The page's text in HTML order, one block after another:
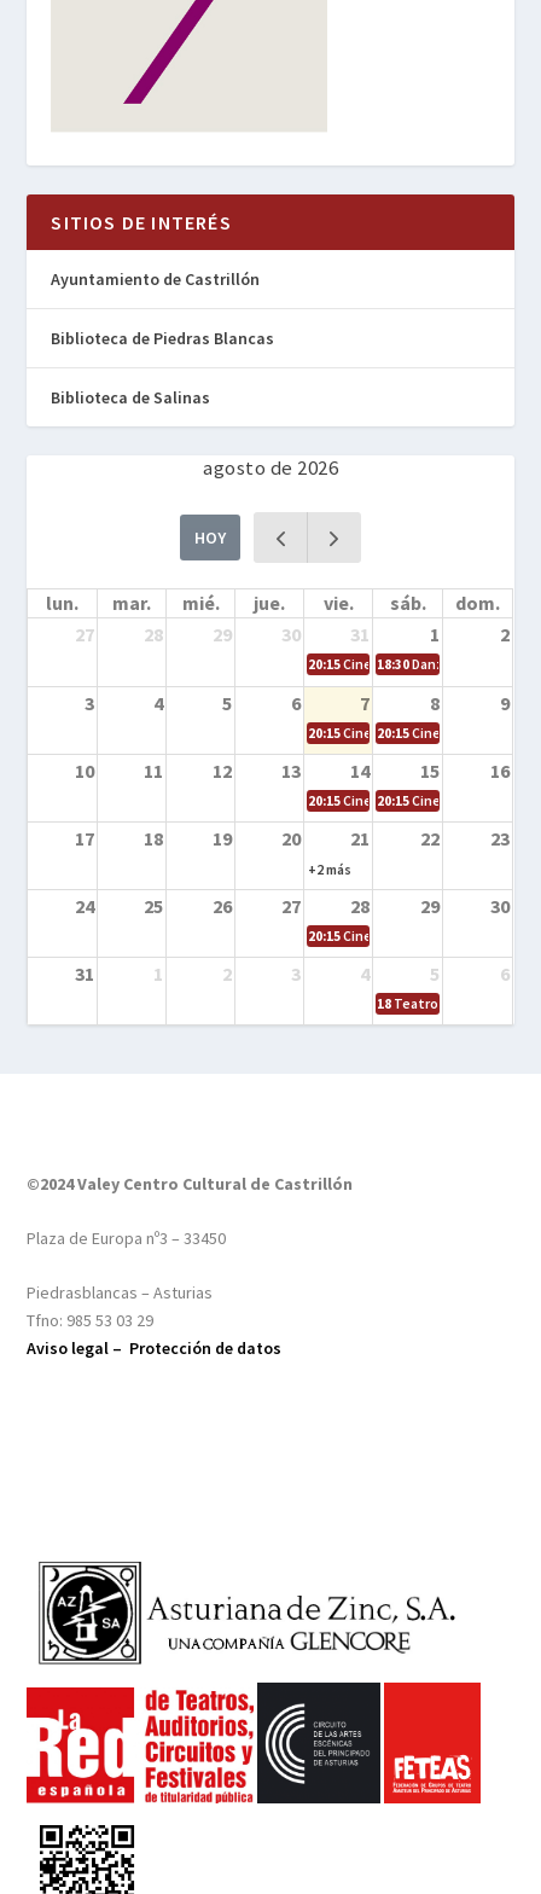
SITIOS DE INTERÉS
Ayuntamiento de Castrillón
Biblioteca de Piedras Blancas
Biblioteca de Salinas
agosto de 2026
HOY
lun. mar. mié. jue. vie. sáb.
dom.
27
28 29 30 31 1 2
20:15Cine en la calle – Cómo
18:30Danza – Cita en el
3 4 5 6 7 8 9
20:15Cine en la calle – El niño y la
20:15Cine en la calle –
10 11 12 13 14 15 16
20:15Cine en la calle – Tortugas
20:15Cine en la calle –
17 18 19 20 21 22 23
+2 más
24 25 26 27 28 29 30
20:15Cine en el calle – Tintín y el
31 1 2 3 4 5 6
18 Teatro – Tres
©2024 Valey Centro Cultural de Castrillón
Plaza de Europa nº3 – 33450
Piedrasblancas – Asturias
Tfno: 985 53 03 29
Aviso legal – Protección de datos